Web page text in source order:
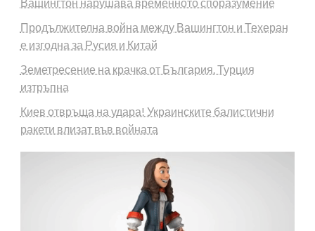
Продължителна война между Вашингтон и Техеран
е изгодна за Русия и Китай
Земетресение на крачка от България. Турция
изтръпна
Киев отвръща на удара! Украинските балистични
ракети влизат във войната